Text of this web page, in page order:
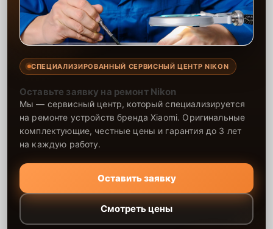
СПЕЦИАЛИЗИРОВАННЫЙ СЕРВИСНЫЙ ЦЕНТР NIKON
Оставьте заявку на ремонт Nikon
Мы — сервисный центр, который специализируется
на ремонте устройств бренда Xiaomi. Оригинальные
комплектующие, честные цены и гарантия до 3 лет
на каждую работу.
Оставить заявку
Смотреть цены